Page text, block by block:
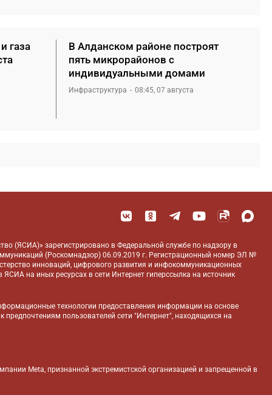
газа
В Алданском районе построят
пять микрорайонов с
индивидуальными домами
Инфраструктура 08:45, 07 августа
(ЯСИА)» зарегистрировано в Федеральной службе по надзору в
(Роскомнадзор) 06.09.2019 г. Регистрационный номер ЭЛ №
инноваций, цифрового развития и инфокоммуникационных
на иных ресурсах в сети Интернет гиперссылка на источник
технологии предоставления информации на основе
предпочтениям пользователей сети "Интернет", находящихся на
Meta, признанной экстремистской организацией и запрещенной в